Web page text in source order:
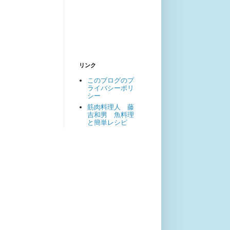
リンク
このブログのプ
ライバシーポリ
シー
筋肉料理人 藤
吉和男 魚料理
と簡単レシピ